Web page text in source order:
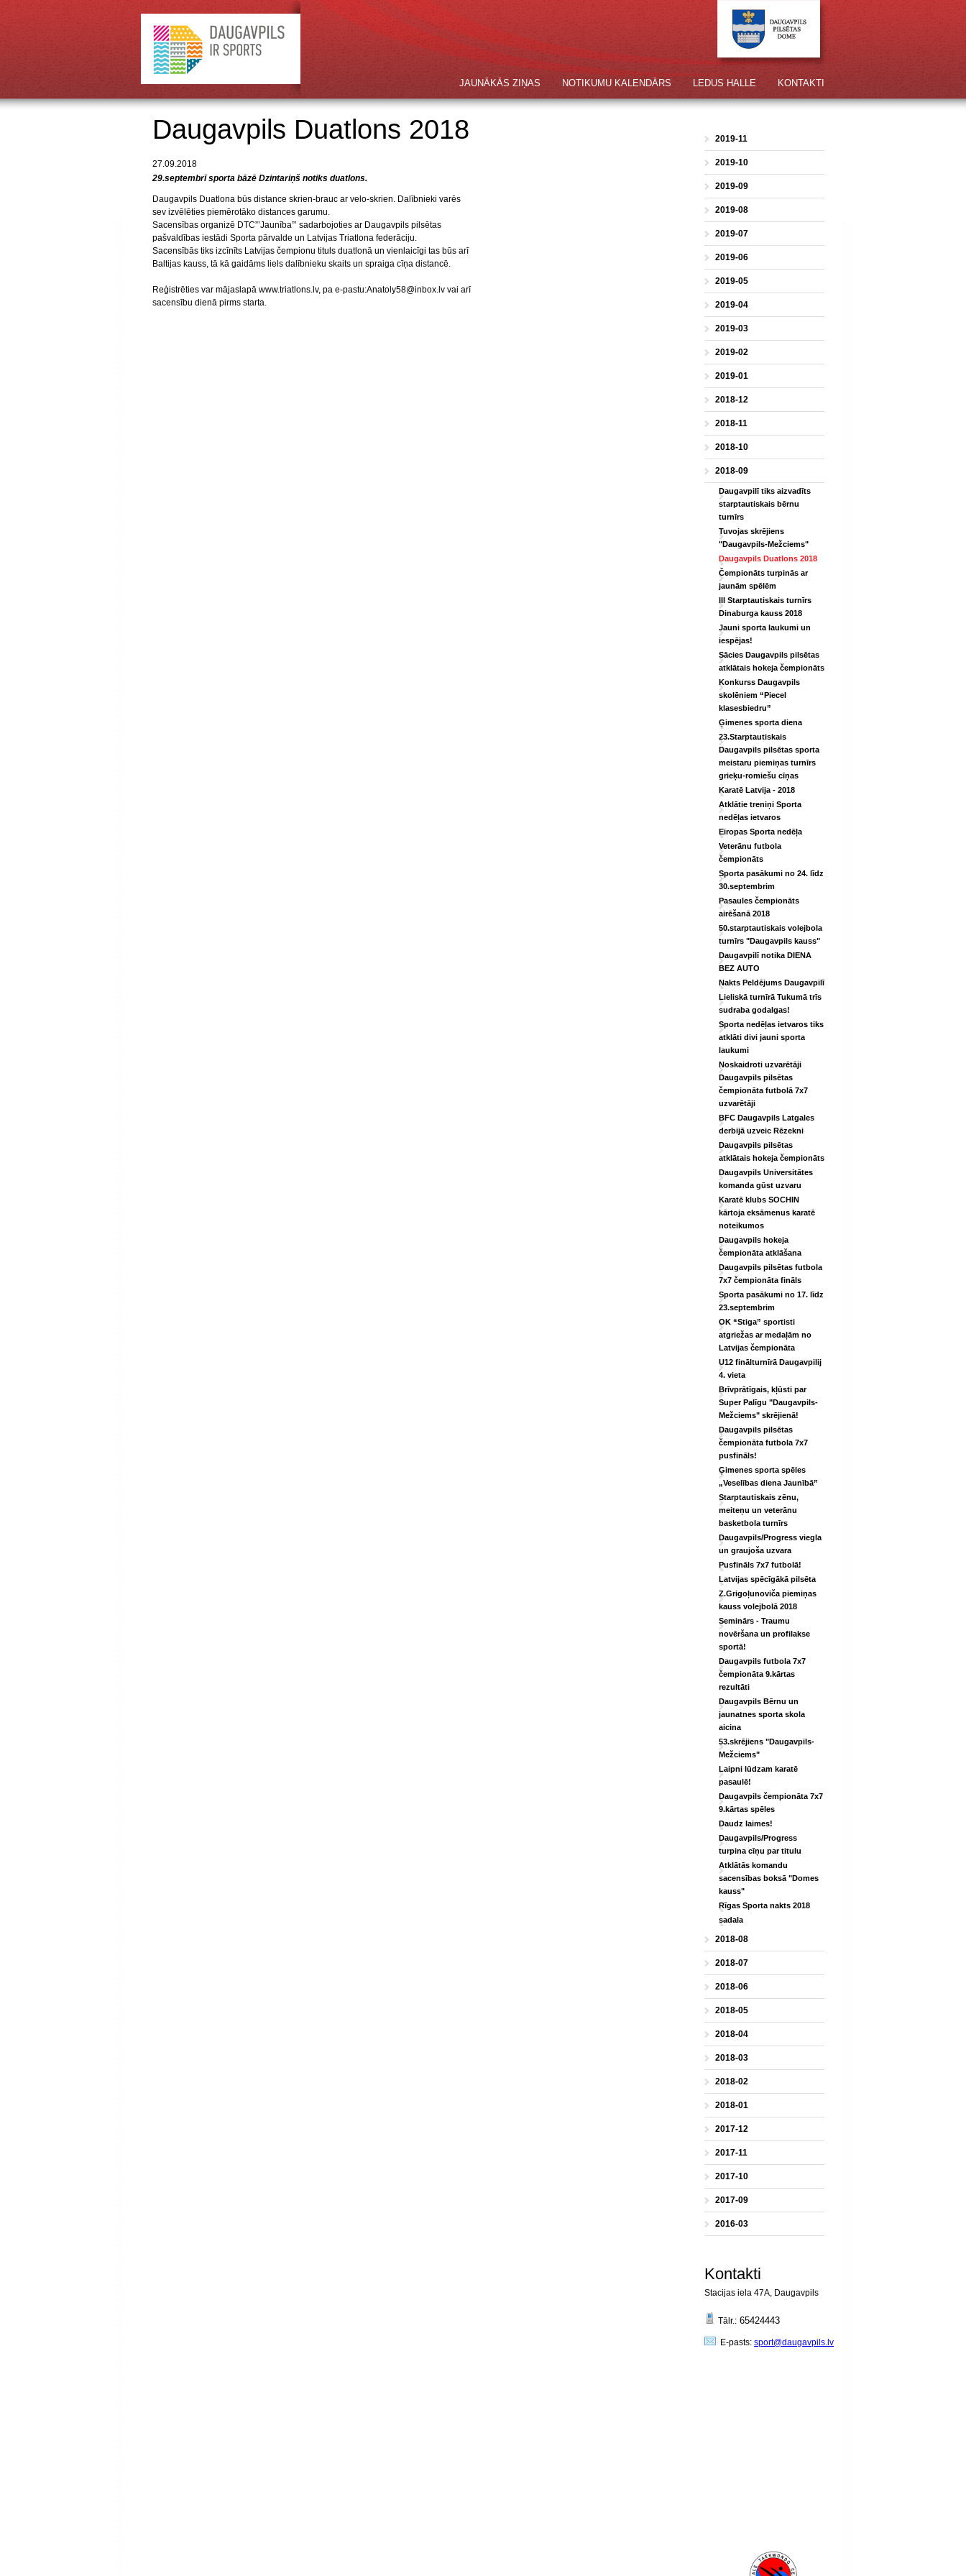
KONTAKTI
LEDUS HALLE
NOTIKUMU KALENDĀRS
JAUNĀKĀS ZIŅAS
2019-11
2019-10
2019-09
2019-08
2019-07
2019-06
2019-05
2019-04
2019-03
2019-02
2019-01
2018-12
2018-11
2018-10
2018-09
Daugavpilī tiks aizvadīts
starptautiskais bērnu
turnīrs
Tuvojas skrējiens
"Daugavpils-Mežciems"
Daugavpils Duatlons 2018
Čempionāts turpinās ar
jaunām spēlēm
III Starptautiskais turnīrs
Dinaburga kauss 2018
Jauni sporta laukumi un
iespējas!
Sācies Daugavpils pilsētas
atklātais hokeja čempionāts
Konkurss Daugavpils
skolēniem “Piecel
klasesbiedru”
Ģimenes sporta diena
23.Starptautiskais
Daugavpils pilsētas sporta
meistaru piemiņas turnīrs
grieķu-romiešu cīņas
Karatē Latvija - 2018
Atklātie treniņi Sporta
nedēļas ietvaros
Eiropas Sporta nedēļa
Veterānu futbola
čempionāts
Sporta pasākumi no 24. līdz
30.septembrim
Pasaules čempionāts
airēšanā 2018
50.starptautiskais volejbola
turnīrs "Daugavpils kauss"
Daugavpilī notika DIENA
BEZ AUTO
Nakts Peldējums Daugavpilī
Lieliskā turnīrā Tukumā trīs
sudraba godalgas!
Sporta nedēļas ietvaros tiks
atklāti divi jauni sporta
laukumi
Noskaidroti uzvarētāji
Daugavpils pilsētas
čempionāta futbolā 7x7
uzvarētāji
BFC Daugavpils Latgales
derbijā uzveic Rēzekni
Daugavpils pilsētas
atklātais hokeja čempionāts
Daugavpils Universitātes
komanda gūst uzvaru
Karatē klubs SOCHIN
kārtoja eksāmenus karatē
noteikumos
Daugavpils hokeja
čempionāta atklāšana
Daugavpils pilsētas futbola
7x7 čempionāta fināls
Sporta pasākumi no 17. līdz
23.septembrim
OK “Stiga” sportisti
atgriežas ar medaļām no
Latvijas čempionāta
U12 finālturnīrā Daugavpilij
4. vieta
Brīvprātīgais, kļūsti par
Super Palīgu "Daugavpils-
Mežciems" skrējienā!
Daugavpils pilsētas
čempionāta futbola 7x7
pusfināls!
Ģimenes sporta spēles
„Veselības diena Jaunībā”
Starptautiskais zēnu,
meiteņu un veterānu
basketbola turnīrs
Daugavpils/Progress viegla
un graujoša uzvara
Pusfināls 7x7 futbolā!
Latvijas spēcīgākā pilsēta
Z.Grigoļunoviča piemiņas
kauss volejbolā 2018
Seminārs - Traumu
novēršana un profilakse
sportā!
Daugavpils futbola 7x7
čempionāta 9.kārtas
rezultāti
Daugavpils Bērnu un
jaunatnes sporta skola
aicina
53.skrējiens "Daugavpils-
Mežciems"
Laipni lūdzam karatē
pasaulē!
Daugavpils čempionāta 7x7
9.kārtas spēles
Daudz laimes!
Daugavpils/Progress
turpina cīņu par titulu
Atklātās komandu
sacensības boksā "Domes
kauss"
Rīgas Sporta nakts 2018
sadala
2018-08
2018-07
2018-06
2018-05
2018-04
2018-03
2018-02
2018-01
2017-12
2017-11
2017-10
2017-09
2016-03
Kontakti
Stacijas iela 47A, Daugavpils
Tālr.: 65424443
E-pasts: sport@daugavpils.lv
Daugavpils Duatlons 2018
27.09.2018
29.septembrī sporta bāzē Dzintariņš notiks duatlons.
Daugavpils Duatlona būs distance skrien-brauc ar velo-skrien. Dalībnieki varēs
sev izvēlēties piemērotāko distances garumu.
Sacensības organizē DTC”’Jaunība”’ sadarbojoties ar Daugavpils pilsētas
pašvaldības iestādi Sporta pārvalde un Latvijas Triatlona federāciju.
Sacensībās tiks izcīnīts Latvijas čempionu tituls duatlonā un vienlaicīgi tas būs arī
Baltijas kauss, tā kā gaidāms liels dalībnieku skaits un spraiga cīņa distancē.
Reģistrēties var mājaslapā www.triatlons.lv, pa e-pastu:Anatoly58@inbox.lv vai arī
sacensību dienā pirms starta.